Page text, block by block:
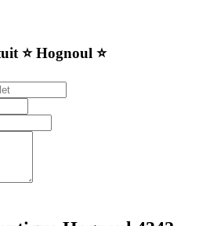
⭐️ Hognoul ⭐️